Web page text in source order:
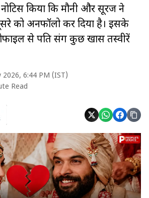
किया कि मौनी और सूरज ने
को अनफॉलो कर दिया है। इसके
से पति संग कुछ खास तस्वीरें
2026, 6:44 PM (IST)
Read